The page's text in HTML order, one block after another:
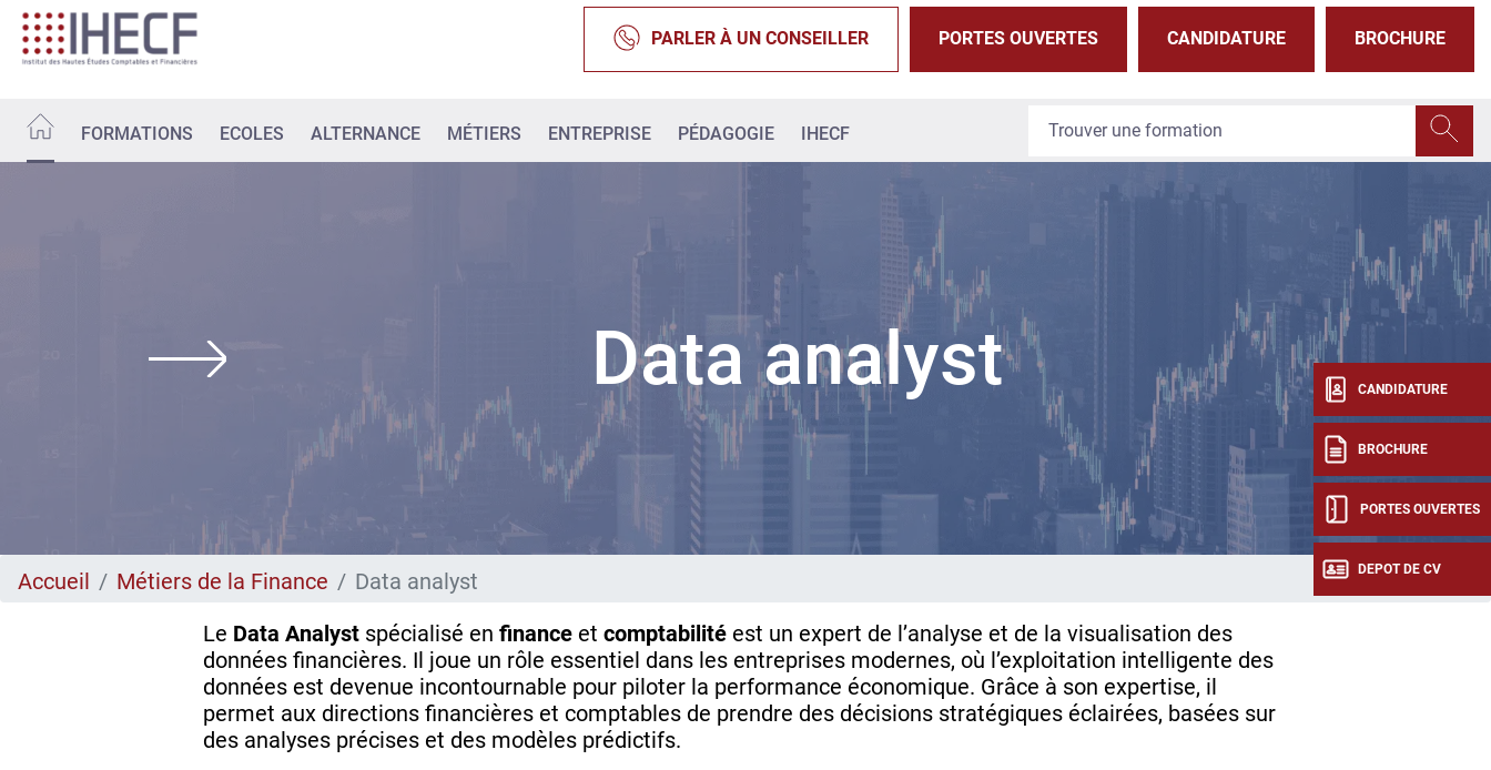
Aller
contenu
PARLER À UN CONSEILLER PORTES OUVERTES CANDIDATURE BROCHURE
FORMATIONS ECOLES ALTERNANCE MÉTIERS ENTREPRISE PÉDAGOGIE IHECF
CANDIDATURE
BROCHURE
PORTES OUVERTES
DEPOT DE CV
Data analyst
Accueil Métiers de la Finance
Data analyst
Le Data Analyst spécialisé en finance et comptabilité est un expert de l’analyse et de la visualisation des
données financières. Il joue un rôle essentiel dans les entreprises modernes, où l’exploitation intelligente des
données est devenue incontournable pour piloter la performance économique. Grâce à son expertise, il
permet aux directions financières et comptables de prendre des décisions stratégiques éclairées, basées sur
des analyses précises et des modèles prédictifs.